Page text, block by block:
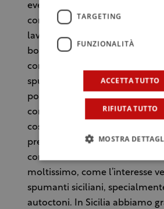
evento nuovo e utile per
competenze dei produttori.
lavoro, ho visto crescere il
bollicine: sempre più aziende
completare la propria gamma
spumante. Il territorio ha
possibilità, ma lo Charmat è
come il fratello minore del
così l’evento nasce anche per
preconcetto.” Così afferma
continua: “Il mercato sta
moltissimo, come l’interesse
spumanti siciliani,
autoctoni. In Sicilia abbiamo
TARGETING
FUNZIONALITÀ
ACCETTA TUTTO
RIFIUTA TUTTO
MOSTRA